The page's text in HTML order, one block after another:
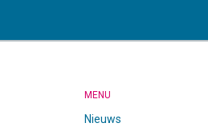
MENU
Nieuws